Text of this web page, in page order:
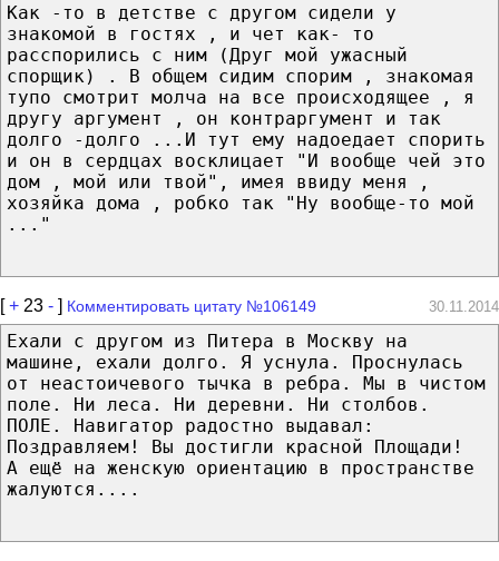
Как -то в детстве с другом сидели у
знакомой в гостях , и чет как- то
расспорились с ним (Друг мой ужасный
спорщик) . В общем сидим спорим , знакомая
тупо смотрит молча на все происходящее , я
другу аргумент , он контраргумент и так
долго -долго ...И тут ему надоедает спорить
и он в сердцах восклицает "И вообще чей это
дом , мой или твой", имея ввиду меня ,
хозяйка дома , робко так "Ну вообще-то мой
..."
[+ 23 - ] Комментировать цитату №106149 30.11.2014
Ехали с другом из Питера в Москву на
машине, ехали долго. Я уснула. Проснулась
от неастоичевого тычка в ребра. Мы в чистом
поле. Ни леса. Ни деревни. Ни столбов.
ПОЛЕ. Навигатор радостно выдавал:
Поздравляем! Вы достигли красной Площади!
А ещё на женскую ориентацию в пространстве
жалуются....